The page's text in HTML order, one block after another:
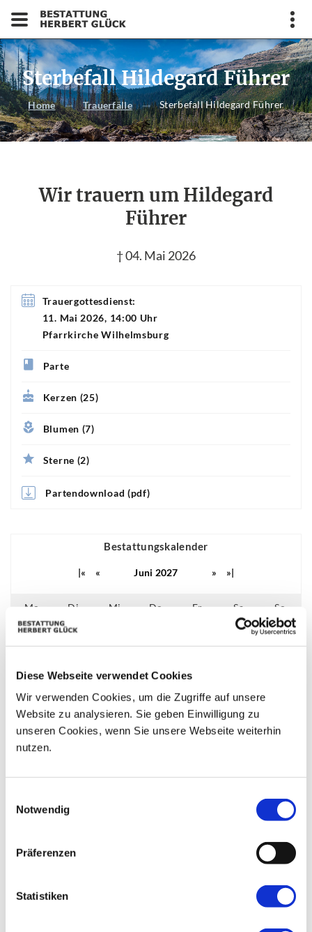
Diese Webseite verwendet Cookies
Wir verwenden Cookies, um die Zugriffe auf unsere
Website zu analysieren. Sie geben Einwilligung zu
unseren Cookies, wenn Sie unsere Webseite weiterhin
nutzen.
Notwendig
Präferenzen
Statistiken
Sterbefall Hildegard Führer
Home Trauerfälle Sterbefall Hildegard Führer
Wir trauern um Hildegard
Führer
† 04. Mai 2026
Trauergottesdienst:
11. Mai 2026, 14:00 Uhr
Pfarrkirche Wilhelmsburg
Parte
Kerzen (25)
Blumen (7)
Sterne (2)
Partendownload (pdf)
Bestattungskalender
|« « Juni 2027 » »|
Mo Di Mi Do Fr Sa So
07 08 09 10 11
14 15 16 17 18 19
21 22 23 24 25 26 27